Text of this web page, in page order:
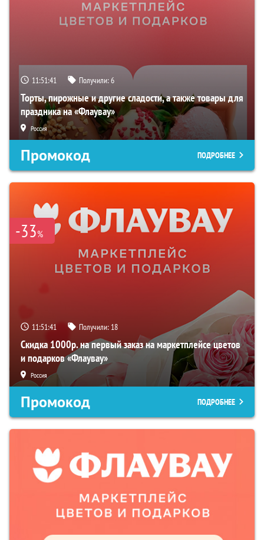
11:51:40 Получили:6
Торты, пирожные и другие сладости, а также товары для
праздника на «Флаувау»
Россия
Промокод ПОДРОБНЕЕ
-33%
11:51:40 Получили: 18
Скидка 1000р. на первый заказ на маркетплейсе цветов
и подарков «Флаувау»
Россия
Промокод ПОДРОБНЕЕ